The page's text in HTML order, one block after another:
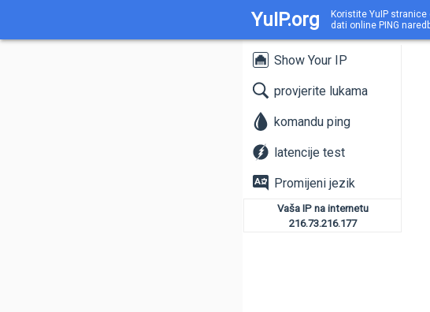
YuIP.org
Koristite YuIP
dati online PING
Show Your IP
provjerite lukama
komandu ping
latencije test
Promijeni jezik
Vaša IP na internetu
216.73.216.177